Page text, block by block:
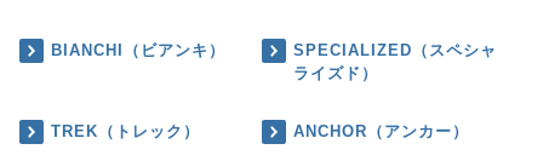
BIANCHI（ビアンキ）
SPECIALIZED（スペシャ
ライズド）
TREK（トレック） ANCHOR（アンカー）